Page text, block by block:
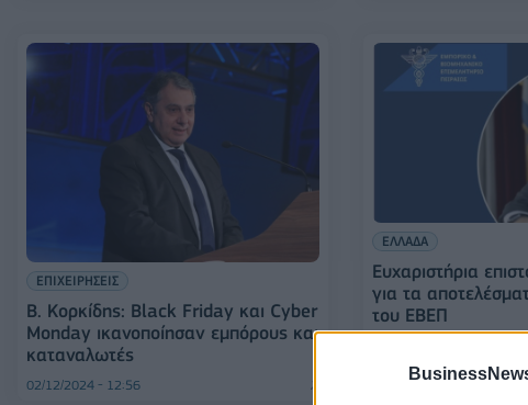
ΕΠΙΧΕΙΡΗΣΕΙΣ
Β. Κορκίδης: Black Friday και Cyber
Monday ικανοποίησαν εμπόρους και
καταναλωτές
02/12/2024 - 12:56
ΕΛΛΑΔΑ
Ευχαριστήρια
για τα
του ΕΒΕΠ
22/11/2024 - 10:55